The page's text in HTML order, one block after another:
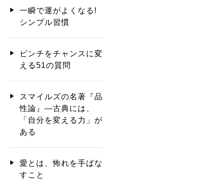
一瞬で運がよくなる!
シンプル習慣
ピンチをチャンスに変
える51の質問
スマイルズの名著『品
性論』―古典には、
「自分を変える力」が
ある
愛とは、怖れを手ばな
すこと